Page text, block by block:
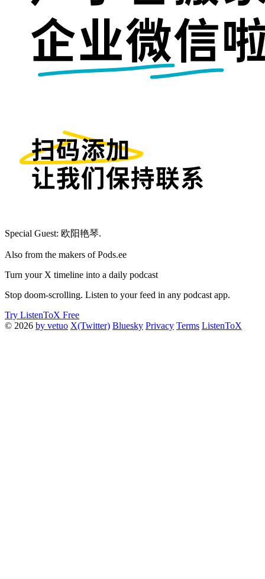
Special Guest: 欧阳艳琴.
Also from the makers of Pods.ee
Turn your X timeline into a daily podcast
Stop doom-scrolling. Listen to your feed in any podcast app.
Try ListenToX Free
© 2026 by vetuo X(Twitter) Bluesky Privacy Terms ListenToX